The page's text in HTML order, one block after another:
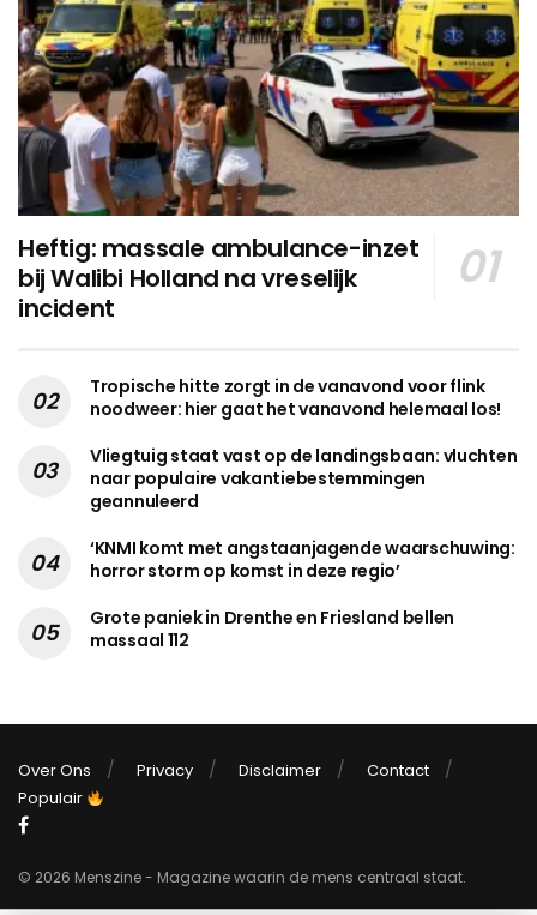
Heftig: massale ambulance-inzet
bij Walibi Holland na vreselijk
incident
Tropische hitte zorgt in de vanavond voor flink
noodweer: hier gaat het vanavond helemaal los!
Vliegtuig staat vast op de landingsbaan: vluchten
naar populaire vakantiebestemmingen
geannuleerd
‘KNMI komt met angstaanjagende waarschuwing:
horror storm op komst in deze regio’
Grote paniek in Drenthe en Friesland bellen
massaal 112
Over Ons Privacy Disclaimer
Contact
Populair
© 2026 Menszine - Magazine waarin de mens centraal staat.